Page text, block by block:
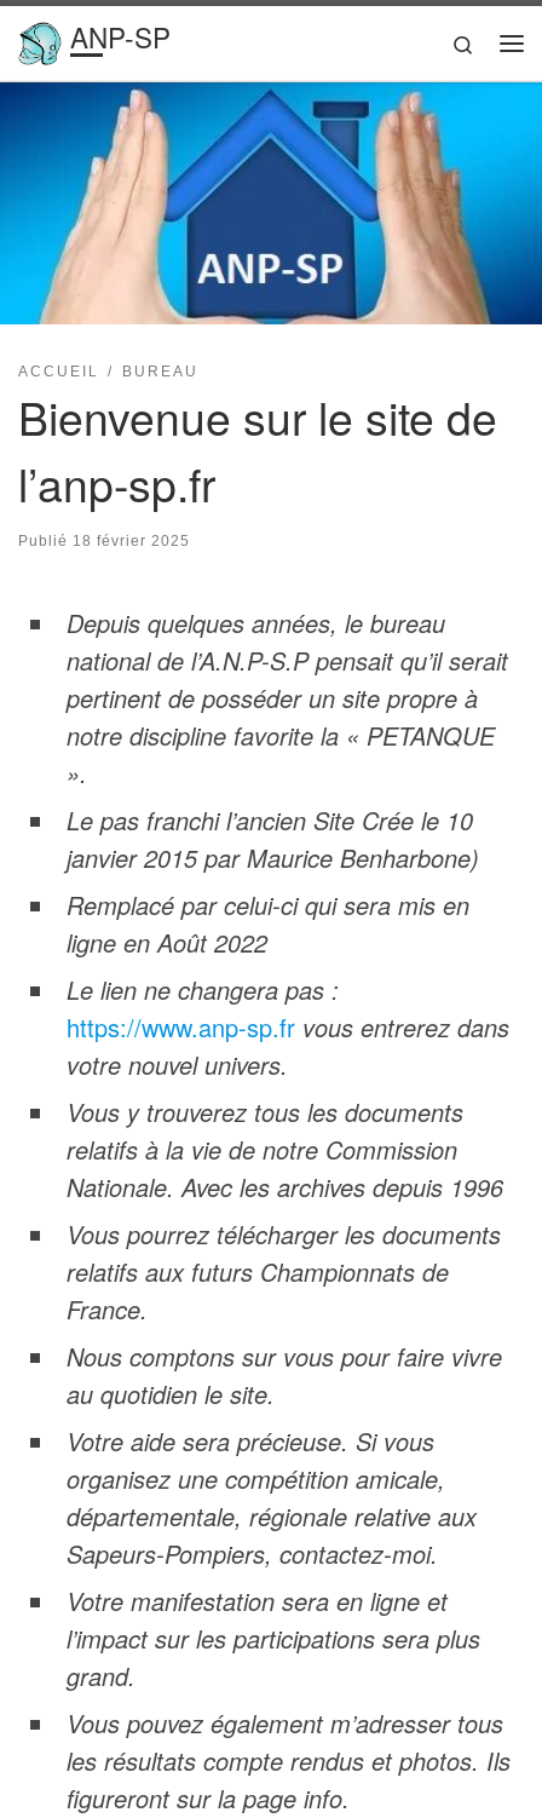
Passer au contenu
ANP-SP
Search
ACCUEIL BUREAU
Bienvenue sur le site de
l’anp-sp.fr
Publié 18 février 2025
Depuis quelques années, le bureau
national de l’A.N.P-S.P pensait qu’il serait
pertinent de posséder un site propre à
notre discipline favorite la « PETANQUE
».
Le pas franchi l’ancien Site Crée le 10
janvier 2015 par Maurice Benharbone)
Remplacé par celui-ci qui sera mis en
ligne en Août 2022
Le lien ne changera pas :
https://www.anp-sp.fr vous entrerez dans
votre nouvel univers.
Vous y trouverez tous les documents
relatifs à la vie de notre Commission
Nationale. Avec les archives depuis 1996
Vous pourrez télécharger les documents
relatifs aux futurs Championnats de
France.
Nous comptons sur vous pour faire vivre
au quotidien le site.
Votre aide sera précieuse. Si vous
organisez une compétition amicale,
départementale, régionale relative aux
Sapeurs-Pompiers, contactez-moi.
Votre manifestation sera en ligne et
l’impact sur les participations sera plus
grand.
Vous pouvez également m’adresser tous
les résultats compte rendus et photos. Ils
figureront sur la page info.